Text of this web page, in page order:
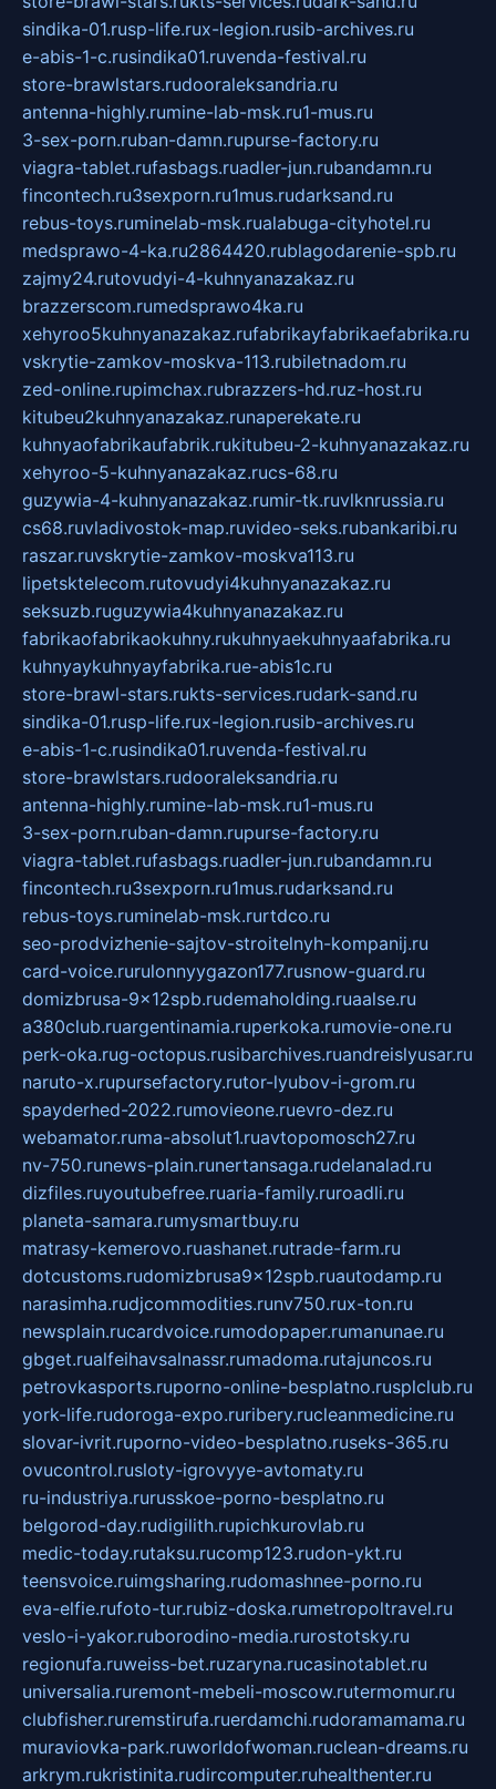
sindika-01.rusp-life.rux-legion.rusib-archives.ru
e-abis-1-c.rusindika01.ruvenda-festival.ru
store-brawlstars.rudooraleksandria.ru
antenna-highly.rumine-lab-msk.ru1-mus.ru
3-sex-porn.ruban-damn.rupurse-factory.ru
viagra-tablet.rufasbags.ruadler-jun.rubandamn.ru
fincontech.ru3sexporn.ru1mus.rudarksand.ru
rebus-toys.ruminelab-msk.rualabuga-cityhotel.ru
medsprawo-4-ka.ru2864420.rublagodarenie-spb.ru
zajmy24.rutovudyi-4-kuhnyanazakaz.ru
brazzerscom.rumedsprawo4ka.ru
xehyroo5kuhnyanazakaz.rufabrikayfabrikaefabrika.ru
vskrytie-zamkov-moskva-113.rubiletnadom.ru
zed-online.rupimchax.rubrazzers-hd.ruz-host.ru
kitubeu2kuhnyanazakaz.runaperekate.ru
kuhnyaofabrikaufabrik.rukitubeu-2-kuhnyanazakaz.ru
xehyroo-5-kuhnyanazakaz.rucs-68.ru
guzywia-4-kuhnyanazakaz.rumir-tk.ruvlknrussia.ru
cs68.ruvladivostok-map.ruvideo-seks.rubankaribi.ru
raszar.ruvskrytie-zamkov-moskva113.ru
lipetsktelecom.rutovudyi4kuhnyanazakaz.ru
seksuzb.ruguzywia4kuhnyanazakaz.ru
fabrikaofabrikaokuhny.rukuhnyaekuhnyaafabrika.ru
kuhnyaykuhnyayfabrika.rue-abis1c.ru
store-brawl-stars.rukts-services.rudark-sand.ru
sindika-01.rusp-life.rux-legion.rusib-archives.ru
e-abis-1-c.rusindika01.ruvenda-festival.ru
store-brawlstars.rudooraleksandria.ru
antenna-highly.rumine-lab-msk.ru1-mus.ru
3-sex-porn.ruban-damn.rupurse-factory.ru
viagra-tablet.rufasbags.ruadler-jun.rubandamn.ru
fincontech.ru3sexporn.ru1mus.rudarksand.ru
rebus-toys.ruminelab-msk.rurtdco.ru
seo-prodvizhenie-sajtov-stroitelnyh-kompanij.ru
card-voice.rurulonnyygazon177.rusnow-guard.ru
domizbrusa-9x12spb.rudemaholding.ruaalse.ru
a380club.ruargentinamia.ruperkoka.rumovie-one.ru
perk-oka.rug-octopus.rusibarchives.ruandreislyusar.ru
naruto-x.rupursefactory.rutor-lyubov-i-grom.ru
spayderhed-2022.rumovieone.ruevro-dez.ru
webamator.ruma-absolut1.ruavtopomosch27.ru
nv-750.runews-plain.runertansaga.rudelanalad.ru
dizfiles.ruyoutubefree.ruaria-family.ruroadli.ru
planeta-samara.rumysmartbuy.ru
matrasy-kemerovo.ruashanet.rutrade-farm.ru
dotcustoms.rudomizbrusa9x12spb.ruautodamp.ru
narasimha.rudjcommodities.runv750.rux-ton.ru
newsplain.rucardvoice.rumodopaper.rumanunae.ru
gbget.rualfeihavsalnassr.rumadoma.rutajuncos.ru
petrovkasports.ruporno-online-besplatno.rusplclub.ru
york-life.rudoroga-expo.ruribery.rucleanmedicine.ru
slovar-ivrit.ruporno-video-besplatno.ruseks-365.ru
ovucontrol.rusloty-igrovyye-avtomaty.ru
ru-industriya.rurusskoe-porno-besplatno.ru
belgorod-day.rudigilith.rupichkurovlab.ru
medic-today.rutaksu.rucomp123.rudon-ykt.ru
teensvoice.ruimgsharing.rudomashnee-porno.ru
eva-elfie.rufoto-tur.rubiz-doska.rumetropoltravel.ru
veslo-i-yakor.ruborodino-media.rurostotsky.ru
regionufa.ruweiss-bet.ruzaryna.rucasinotablet.ru
universalia.ruremont-mebeli-moscow.rutermomur.ru
clubfisher.ruremstirufa.ruerdamchi.rudoramamama.ru
muraviovka-park.ruworldofwoman.ruclean-dreams.ru
arkrym.rukristinita.rudircomputer.ruhealthenter.ru